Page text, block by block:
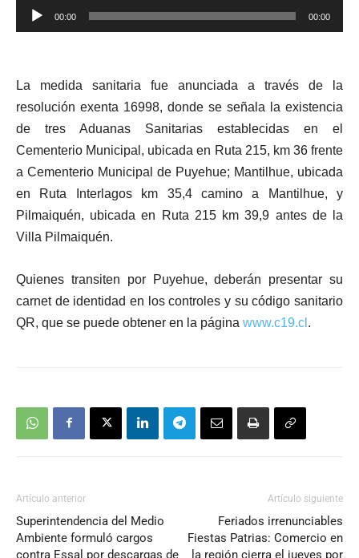
Reproductor
de
00:00 00:00
La medida sanitaria fue anunciada a través de la
resolución exenta 16998, donde se señala la existencia
de tres Aduanas Sanitarias establecidas en el
Cementerio Municipal, ubicada en Ruta 215, km 36 frente
a Cementerio Municipal de Puyehue; Mantilhue, ubicada
en Ruta Interlagos km 35,4 camino a Mantilhue, y
Pilmaiquén, ubicada en Ruta 215 km 39,9 antes de la
Villa Pilmaiquén.
Quienes transiten por Puyehue, deberán presentar su
carnet de identidad en los controles y su código sanitario
QR, que se puede obtener en la página www.c19.cl .
Artículo anterior
Superintendencia del Medio
Ambiente formuló cargos
contra Essal por descargas de
Artículo siguiente
Feriados irrenunciables
Fiestas Patrias: Comercio en
la región cierra el jueves por